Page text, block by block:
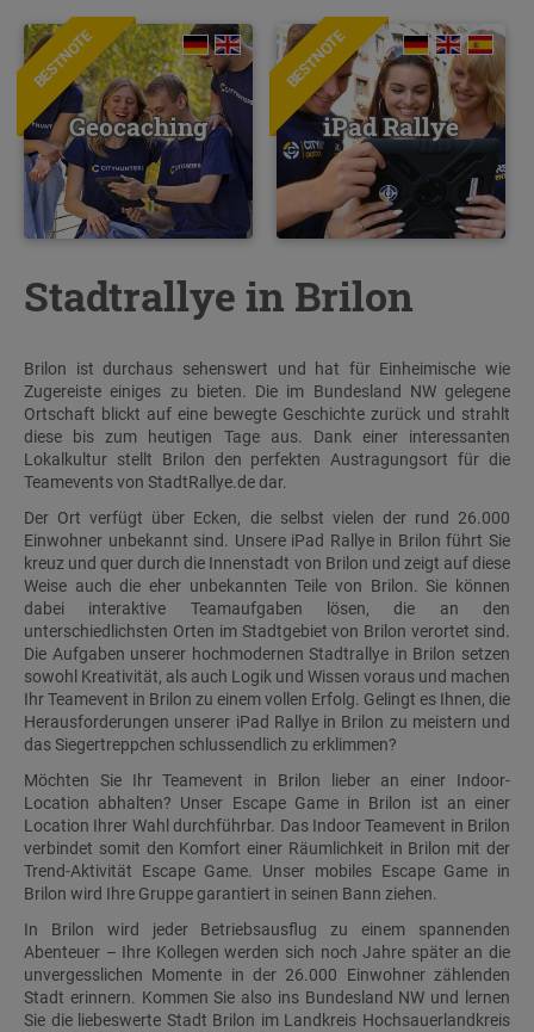
BESTNOTE
Geocaching
BESTNOTE
iPad Rallye
Stadtrallye in Brilon
Brilon ist durchaus sehenswert und hat für Einheimische wie
Zugereiste einiges zu bieten. Die im Bundesland NW gelegene
Ortschaft blickt auf eine bewegte Geschichte zurück und strahlt
diese bis zum heutigen Tage aus. Dank einer interessanten
Lokalkultur stellt Brilon den perfekten Austragungsort für die
Teamevents von StadtRallye.de dar.
Der Ort verfügt über Ecken, die selbst vielen der rund 26.000
Einwohner unbekannt sind. Unsere iPad Rallye in Brilon führt Sie
kreuz und quer durch die Innenstadt von Brilon und zeigt auf diese
Weise auch die eher unbekannten Teile von Brilon. Sie können
dabei interaktive Teamaufgaben lösen, die an den
unterschiedlichsten Orten im Stadtgebiet von Brilon verortet sind.
Die Aufgaben unserer hochmodernen Stadtrallye in Brilon setzen
sowohl Kreativität, als auch Logik und Wissen voraus und machen
Ihr Teamevent in Brilon zu einem vollen Erfolg. Gelingt es Ihnen, die
Herausforderungen unserer iPad Rallye in Brilon zu meistern und
das Siegertreppchen schlussendlich zu erklimmen?
Möchten Sie Ihr Teamevent in Brilon lieber an einer Indoor-
Location abhalten? Unser Escape Game in Brilon ist an einer
Location Ihrer Wahl durchführbar. Das Indoor Teamevent in Brilon
verbindet somit den Komfort einer Räumlichkeit in Brilon mit der
Trend-Aktivität Escape Game. Unser mobiles Escape Game in
Brilon wird Ihre Gruppe garantiert in seinen Bann ziehen.
In Brilon wird jeder Betriebsausflug zu einem spannenden
Abenteuer – Ihre Kollegen werden sich noch Jahre später an die
unvergesslichen Momente in der 26.000 Einwohner zählenden
Stadt erinnern. Kommen Sie also ins Bundesland NW und lernen
Sie die liebeswerte Stadt Brilon im Landkreis Hochsauerlandkreis